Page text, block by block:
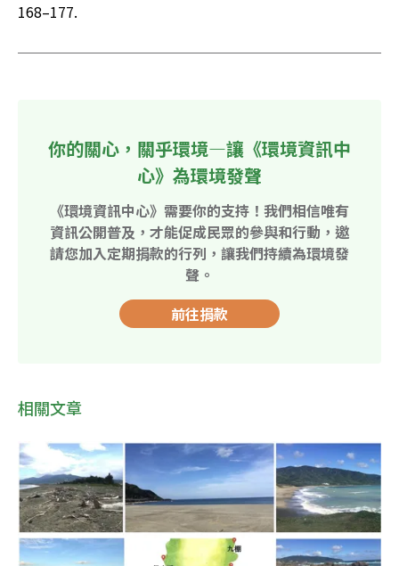
168–177.
你的關心，關乎環境—讓《環境資訊中
心》為環境發聲
《環境資訊中心》需要你的支持！我們相信唯有
資訊公開普及，才能促成民眾的參與和行動，邀
請您加入定期捐款的行列，讓我們持續為環境發
聲。
前往捐款
相關文章